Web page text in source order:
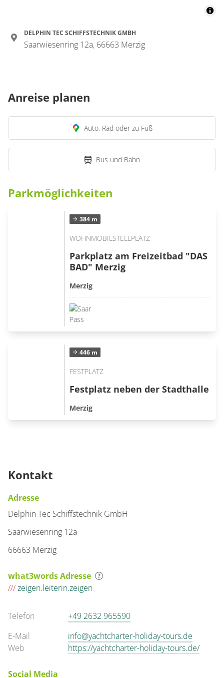
DELPHIN TEC SCHIFFSTECHNIK GMBH
Saarwiesenring 12a, 66663 Merzig
Anreise planen
Auto, Rad oder zu Fuß
Bus und Bahn
Parkmöglichkeiten
384 m
WOHNMOBILSTELLPLATZ
Parkplatz am Freizeitbad "DAS
BAD" Merzig
Merzig
446 m
FESTPLATZ
Festplatz neben der Stadthalle
Merzig
Kontakt
Adresse
Delphin Tec Schiffstechnik GmbH
Saarwiesenring 12a
66663 Merzig
what3words Adresse
///zeigen.leiterin.zeigen
Telefon
+49 2632 965590
E-Mail
info@yachtcharter-holiday-tours.de
Web
https://yachtcharter-holiday-tours.de/
Social Media